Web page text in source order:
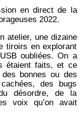
en direct de la
2022.
atelier, une dizaine
tiroirs en explorant
oubliées. On a
étaient faits, et ce
bonnes ou des
des bugs
désordre, de la
voix qu’on avait